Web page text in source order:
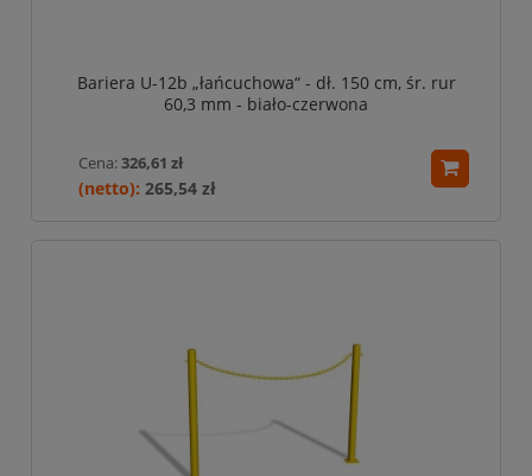
Bariera U-12b „łańcuchowa“ - dł. 150 cm, śr. rur
60,3 mm - biało-czerwona
Cena:326,61 zł
265,54 zł